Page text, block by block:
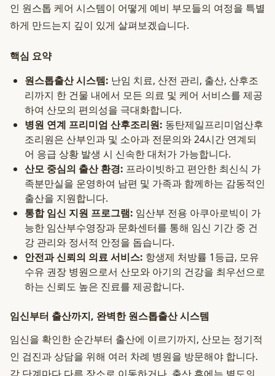
인 원스톱 케어 시스템이 어떻게 예비 부모들의 여정을 특별
하게 만드는지 깊이 있게 살펴보겠습니다.
핵심 요약
원스톱출산 시스템: 난임 치료, 산전 관리, 출산, 산후조
리까지 한 건물 내에서 모든 의료 및 케어 서비스를 제공
하여 산모의 편의성을 극대화합니다.
병원 연계 프리미엄 산후조리원: 동탄제일프리미엄산후
조리원은 산부인과 및 소아과 전문의와 24시간 연계되
어 응급 상황 발생 시 신속한 대처가 가능합니다.
산모 중심의 출산 환경: 프라이빗하고 편안한 최신식 가
족분만실을 운영하여 남편 및 가족과 함께하는 감동적인
출산을 지원합니다.
통합 임신 지원 프로그램: 임산부 전용 아쿠아로빅이 가
능한 임산부수영장과 문화센터를 통해 임신 기간 중 건
강 관리와 정서적 안정을 돕습니다.
안전과 신뢰의 의료 서비스: 항생제 처방률 1등급, 모유
수유 권장 병원으로서 산모와 아기의 건강을 최우선으로
하는 신뢰도 높은 진료를 제공합니다.
임신부터 출산까지, 완벽한 원스톱출산 시스템
임신을 확인한 순간부터 출산에 이르기까지, 산모는 정기적
인 검진과 상담을 위해 여러 차례 병원을 방문해야 합니다.